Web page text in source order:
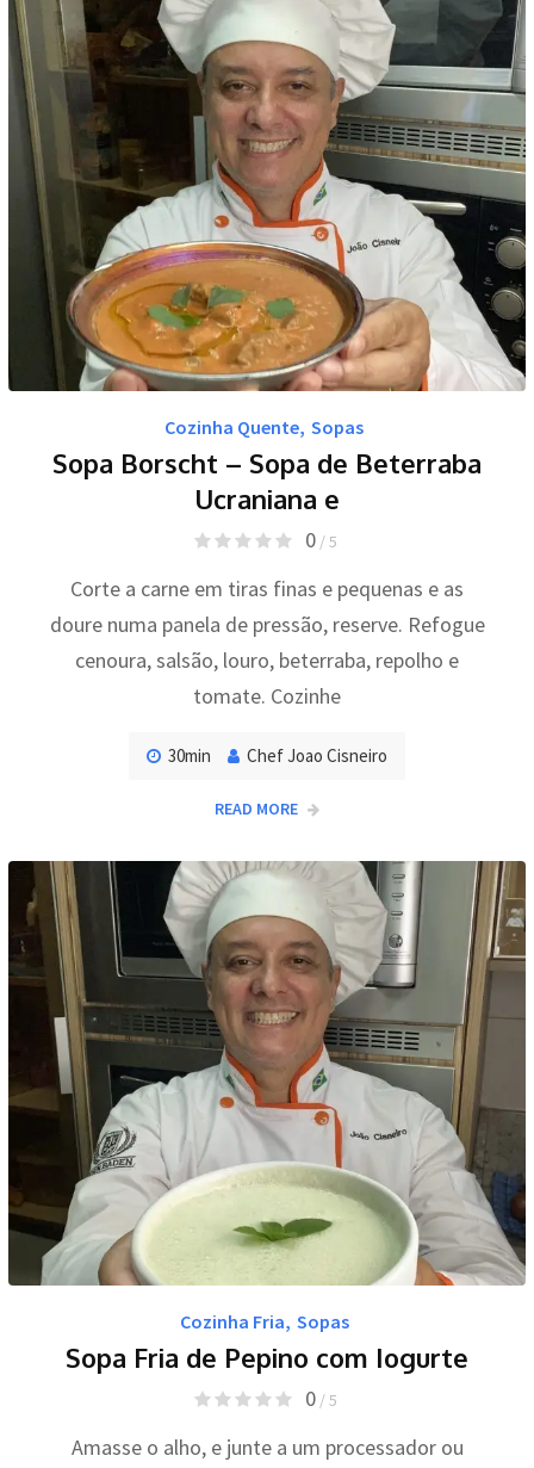
Cozinha Quente, Sopas
Sopa Borscht – Sopa de Beterraba
Ucraniana e
0/ 5
Corte a carne em tiras finas e pequenas e as
doure numa panela de pressão, reserve. Refogue
cenoura, salsão, louro, beterraba, repolho e
tomate. Cozinhe
30min Chef Joao Cisneiro
READ MORE
Cozinha Fria, Sopas
Sopa Fria de Pepino com Iogurte
0/ 5
Amasse o alho, e junte a um processador ou